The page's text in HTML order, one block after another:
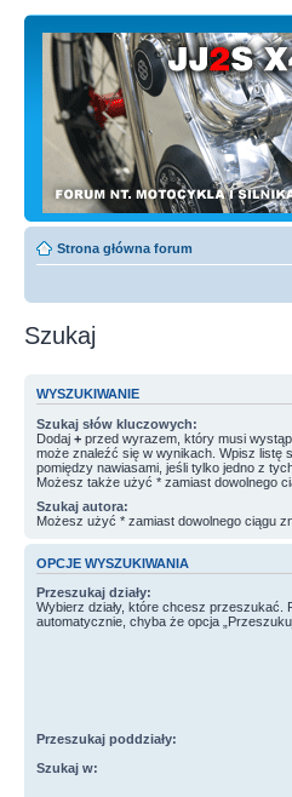
Strona główna forum
Szukaj
WYSZUKIWANIE
Szukaj słów kluczowych:
Dodaj + przed wyrazem, który musi
może znaleźć się w wynikach. Wpisz listę
pomiędzy nawiasami, jeśli tylko jedno z
Możesz także użyć * zamiast dowolnego
Szukaj autora:
Możesz użyć * zamiast dowolnego ciągu
OPCJE WYSZUKIWANIA
Przeszukaj działy:
Wybierz działy, które chcesz przeszukać.
automatycznie, chyba że opcja „Przeszukuj
Przeszukaj poddziały:
Szukaj w: